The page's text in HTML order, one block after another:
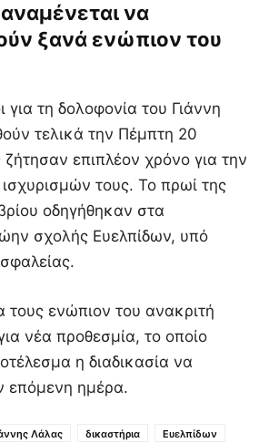
να
ξανά ενώπιον του
για τη δολοφονία του Γιάννη
τελικά την Πέμπτη 20
επιπλέον χρόνο για την
τους. Το πρωί της
οδηγήθηκαν στα
σχολής Ευελπίδων, υπό
τους ενώπιον του ανακριτή
νέα προθεσμία, το οποίο
η διαδικασία να
επόμενη ημέρα.
Λάλας δικαστήρια
Ευελπίδων